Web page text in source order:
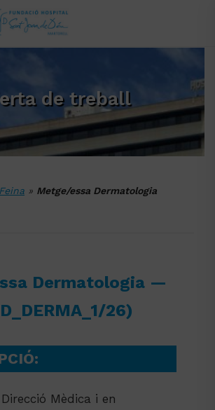
de treball
» Metge/essa Dermatologia
Dermatologia —
26)
Mèdica i en